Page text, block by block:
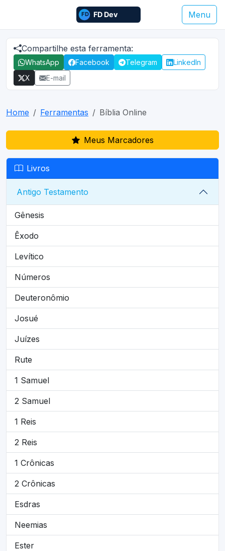
Menu
Compartilhe esta ferramenta:
WhatsApp Facebook Telegram
LinkedIn
X
E-mail
Home Ferramentas Bíblia Online
Meus Marcadores
Livros
Antigo Testamento
Gênesis
Êxodo
Levítico
Números
Deuteronômio
Josué
Juízes
Rute
1 Samuel
2 Samuel
1 Reis
2 Reis
1 Crônicas
2 Crônicas
Esdras
Neemias
Ester